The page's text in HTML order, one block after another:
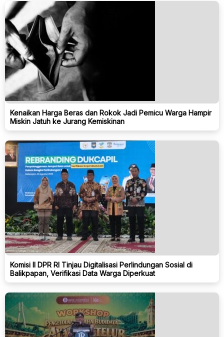
Kenaikan Harga Beras dan Rokok Jadi Pemicu Warga Hampir
Miskin Jatuh ke Jurang Kemiskinan
Komisi II DPR RI Tinjau Digitalisasi Perlindungan Sosial di
Balikpapan, Verifikasi Data Warga Diperkuat